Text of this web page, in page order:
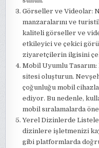
Görseller ve Videolar:
manzaralarını ve
kaliteli görseller ve
etkileyici ve çekici
ziyaretçilerin ilgisini
Mobil Uyumlu
sitesi oluşturun.
çoğunluğu mobil
ediyor. Bu nedenle,
mobil sıralamalarda
Yerel Dizinlerde
dizinlere işletmenizi
gibi platformlarda